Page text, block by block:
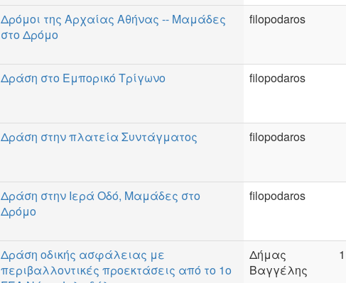
Δρόμοι της Αρχαίας Αθήνας -- Μαμάδες
στο Δρόμο
filopodaros
Δράση στο Εμπορικό Τρίγωνο filopodaros
Δράση στην πλατεία Συντάγματος filopodaros
Δράση στην Ιερά Οδό, Μαμάδες στο
Δρόμο
filopodaros
Δράση οδικής ασφάλειας με
περιβαλλοντικές προεκτάσεις από το 1ο
Δήμας
Βαγγέλης
1